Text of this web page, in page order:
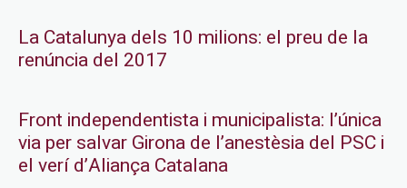
La Catalunya dels 10 milions: el preu de la
renúncia del 2017
Front independentista i municipalista: l’única
via per salvar Girona de l’anestèsia del PSC i
el verí d’Aliança Catalana